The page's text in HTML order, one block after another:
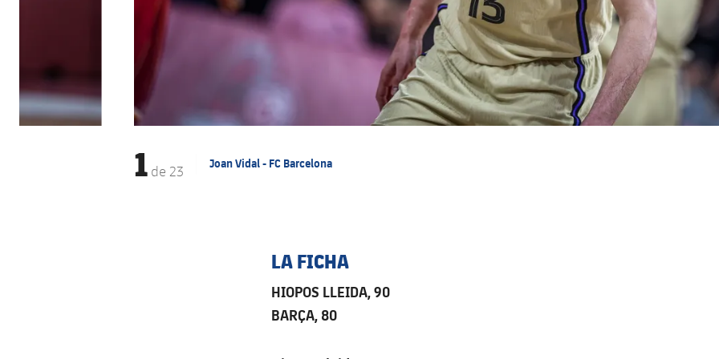
1de 23 Joan Vidal - FC Barcelona
LA FICHA
HIOPOS LLEIDA, 90
BARÇA, 80